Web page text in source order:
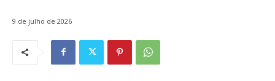
9 de julho de 2026